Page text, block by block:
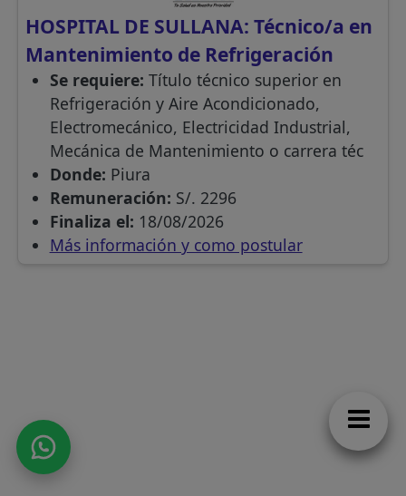
HOSPITAL DE SULLANA: Técnico/a en
Mantenimiento de Refrigeración
Se requiere: Título técnico superior en
Refrigeración y Aire Acondicionado,
Electromecánico, Electricidad Industrial,
Mecánica de Mantenimiento o carrera téc
Donde: Piura
Remuneración: S/. 2296
Finaliza el: 18/08/2026
Más información y como postular